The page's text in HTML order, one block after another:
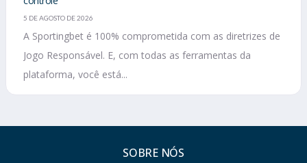
5 DE AGOSTO DE 2026
A Sportingbet é 100% comprometida com as diretrizes de
Jogo Responsável. E, com todas as ferramentas da
plataforma, você está...
SOBRE NÓS